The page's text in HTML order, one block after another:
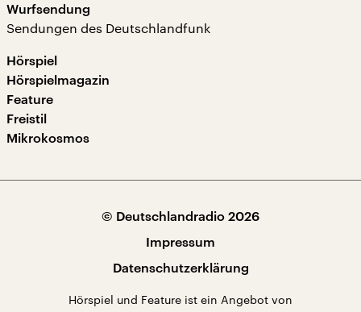
Wurfsendung
Sendungen des Deutschlandfunk
Hörspiel
Hörspielmagazin
Feature
Freistil
Mikrokosmos
© Deutschlandradio 2026
Impressum
Datenschutzerklärung
Hörspiel und Feature ist ein Angebot von